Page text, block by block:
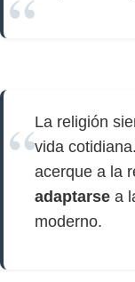
La religión
vida
acerque a la
adaptarse a
moderno.